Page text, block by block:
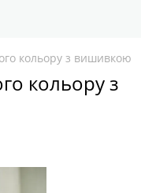
кольору з вишивкою
кольору з